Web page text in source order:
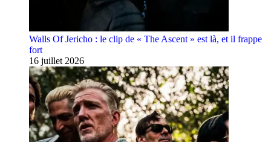
Walls Of Jericho : le clip de « The Ascent » est là, et il frappe
fort
16 juillet 2026